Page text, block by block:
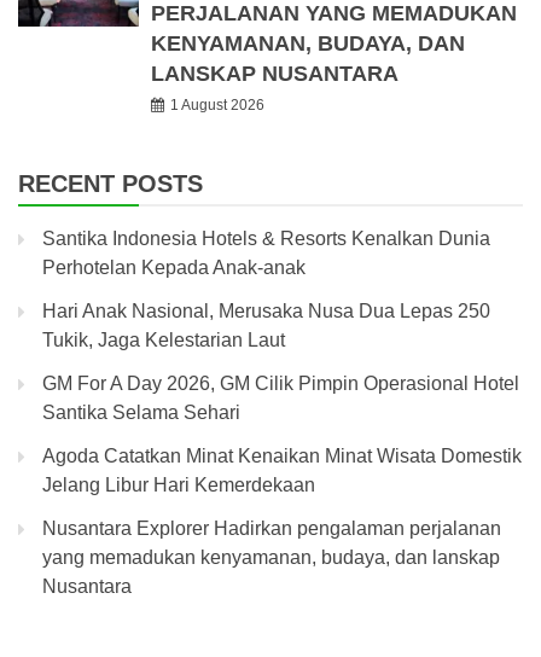
PERJALANAN YANG MEMADUKAN
KENYAMANAN, BUDAYA, DAN
LANSKAP NUSANTARA
1 August 2026
RECENT POSTS
Santika Indonesia Hotels & Resorts Kenalkan Dunia
Perhotelan Kepada Anak-anak
Hari Anak Nasional, Merusaka Nusa Dua Lepas 250
Tukik, Jaga Kelestarian Laut
GM For A Day 2026, GM Cilik Pimpin Operasional Hotel
Santika Selama Sehari
Agoda Catatkan Minat Kenaikan Minat Wisata Domestik
Jelang Libur Hari Kemerdekaan
Nusantara Explorer Hadirkan pengalaman perjalanan
yang memadukan kenyamanan, budaya, dan lanskap
Nusantara